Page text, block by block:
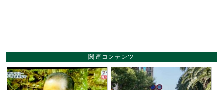
関連コンテンツ